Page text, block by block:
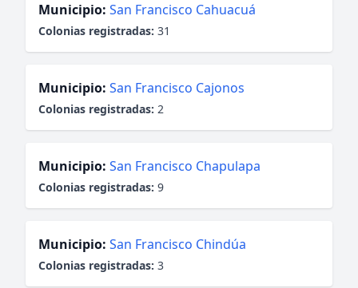
Municipio: San Francisco Cahuacuá
Colonias registradas: 31
Municipio: San Francisco Cajonos
Colonias registradas: 2
Municipio: San Francisco Chapulapa
Colonias registradas: 9
Municipio: San Francisco Chindúa
Colonias registradas: 3